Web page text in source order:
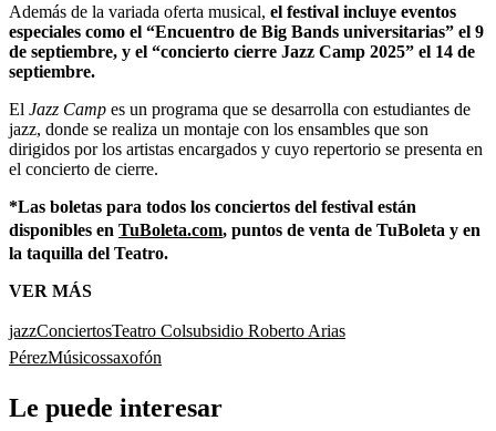
Además de la variada oferta musical, el festival incluye eventos
especiales como el “Encuentro de Big Bands universitarias” el 9
de septiembre, y el “concierto cierre Jazz Camp 2025” el 14 de
septiembre.
El Jazz Camp es un programa que se desarrolla con estudiantes de
jazz, donde se realiza un montaje con los ensambles que son
dirigidos por los artistas encargados y cuyo repertorio se presenta en
el concierto de cierre.
*Las boletas para todos los conciertos del festival están
disponibles en TuBoleta.com, puntos de venta de TuBoleta y en
la taquilla del Teatro.
VER MÁS
jazzConciertosTeatro Colsubsidio Roberto Arias
PérezMúsicossaxofón
Le puede interesar